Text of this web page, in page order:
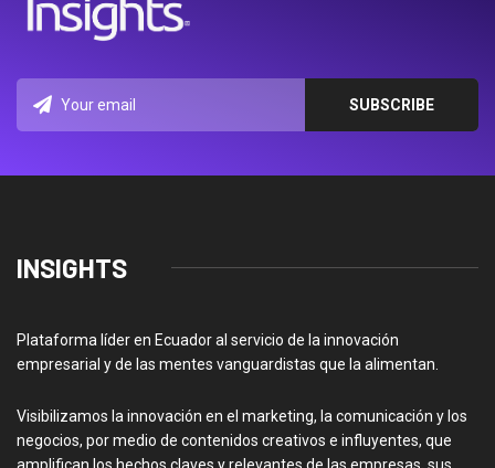
INSIGHTS
Plataforma líder en Ecuador al servicio de la innovación
empresarial y de las mentes vanguardistas que la alimentan.
Visibilizamos la innovación en el marketing, la comunicación y los
negocios, por medio de contenidos creativos e influyentes, que